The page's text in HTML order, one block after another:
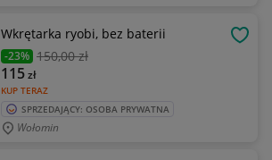
Wkrętarka ryobi, bez baterii
-23% 150,00 zł
KUP TERAZ
115zł
SPRZEDAJĄCY: OSOBA PRYWATNA
Wołomin